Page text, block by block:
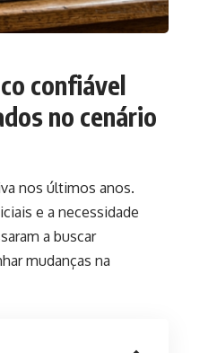
confiável
no cenário
nos últimos anos.
e a necessidade
a buscar
mudanças na